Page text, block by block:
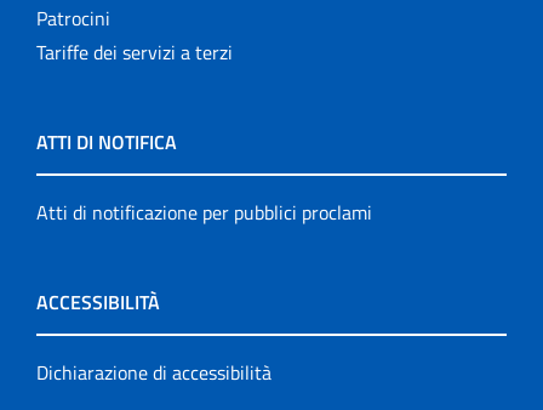
Patrocini
Tariffe dei servizi a terzi
ATTI DI NOTIFICA
Atti di notificazione per pubblici proclami
ACCESSIBILITÀ
Dichiarazione di accessibilità